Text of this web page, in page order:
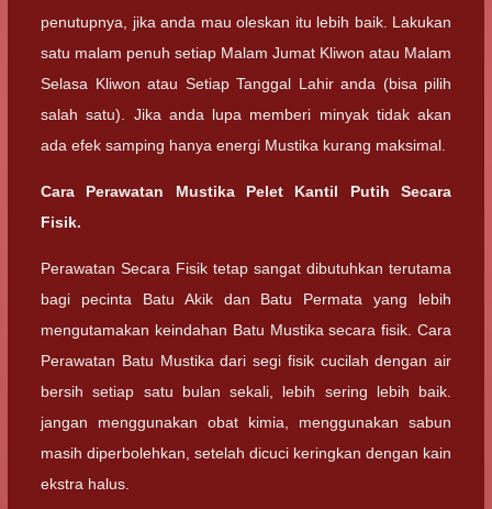
penutupnya, jika anda mau oleskan itu lebih baik. Lakukan
satu malam penuh setiap Malam Jumat Kliwon atau Malam
Selasa Kliwon atau Setiap Tanggal Lahir anda (bisa pilih
salah satu). Jika anda lupa memberi minyak tidak akan
ada efek samping hanya energi Mustika kurang maksimal.
Cara Perawatan Mustika Pelet Kantil Putih Secara
Fisik.
Perawatan Secara Fisik tetap sangat dibutuhkan terutama
bagi pecinta Batu Akik dan Batu Permata yang lebih
mengutamakan keindahan Batu Mustika secara fisik. Cara
Perawatan Batu Mustika dari segi fisik cucilah dengan air
bersih setiap satu bulan sekali, lebih sering lebih baik.
jangan menggunakan obat kimia, menggunakan sabun
masih diperbolehkan, setelah dicuci keringkan dengan kain
ekstra halus.